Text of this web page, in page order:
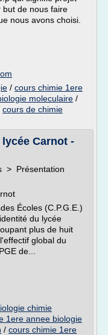
but de nous faire
nous avons choisi.
/ cours chimie 1ere
moleculaire /
cours de chimie
Carnot -
> Présentation
Écoles (C.P.G.E.)
du lycée
plus de huit
global du
de...
chimie
1ere annee biologie
/ cours chimie 1ere